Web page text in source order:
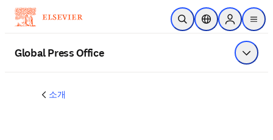
주요 콘텐츠로 건너뛰기
검색 열기위치 선택기Sign in to
menu
Global Press Office 메뉴
소개